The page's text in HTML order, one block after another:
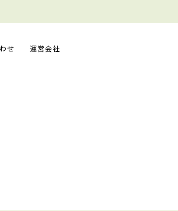
せ 運営会社